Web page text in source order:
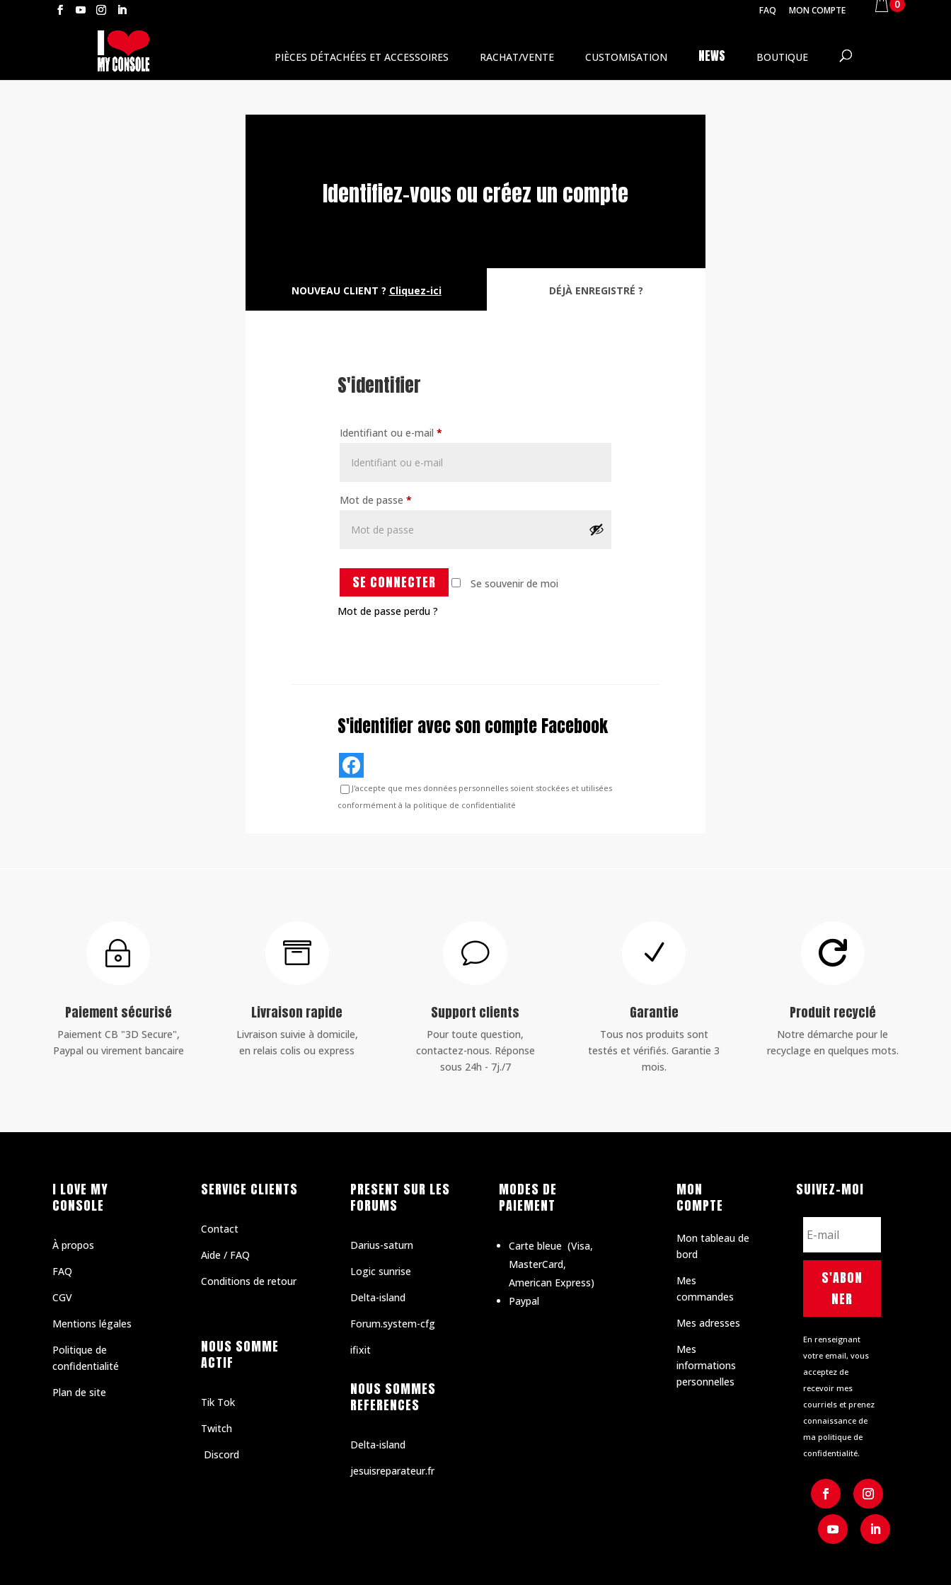
FAQ MON COMPTE 0
PIÈCES DÉTACHÉES ET ACCESSOIRES RACHAT/VENTE CUSTOMISATION NEWS BOUTIQUE
Identifiez-vous ou créez un compte
NOUVEAU CLIENT ? Cliquez-ici DÉJÀ ENREGISTRÉ ?
S'identifier
Identifiant ou e-mail *
Mot de passe *
SE CONNECTER Se souvenir de moi
Mot de passe perdu ?
S'identifier avec son compte Facebook
J'accepte que mes données personnelles soient stockées et utilisées
conformément à la politique de confidentialité
~
Paiement sécurisé
Paiement CB "3D Secure",
Paypal ou virement bancaire

Livraison rapide
Livraison suivie à domicile,
en relais colis ou express
v
Support clients
Pour toute question,
contactez-nous. Réponse
sous 24h - 7j./7
N
Garantie
Tous nos produits sont
testés et vérifiés. Garantie 3
mois.

Produit recyclé
Notre démarche pour le
recyclage en quelques mots.
I LOVE MY
CONSOLE
À propos
FAQ
CGV
Mentions légales
Politique de
confidentialité
Plan de site
SERVICE CLIENTS
Contact
Aide / FAQ
Conditions de retour
NOUS SOMME
ACTIF
Tik Tok
Twitch
Discord
PRESENT SUR LES
FORUMS
Darius-saturn
Logic sunrise
Delta-island
Forum.system-cfg
ifixit
NOUS SOMMES
REFERENCES
Delta-island
jesuisreparateur.fr
MODES DE
PAIEMENT
Carte bleue (Visa,
MasterCard,
American Express)
Paypal
MON
COMPTE
Mon tableau de
bord
Mes
commandes
Mes adresses
Mes
informations
personnelles
SUIVEZ-MOI
S'ABON
NER
En renseignant
votre email, vous
acceptez de
recevoir mes
courriels et prenez
connaissance de
ma politique de
confidentialité.